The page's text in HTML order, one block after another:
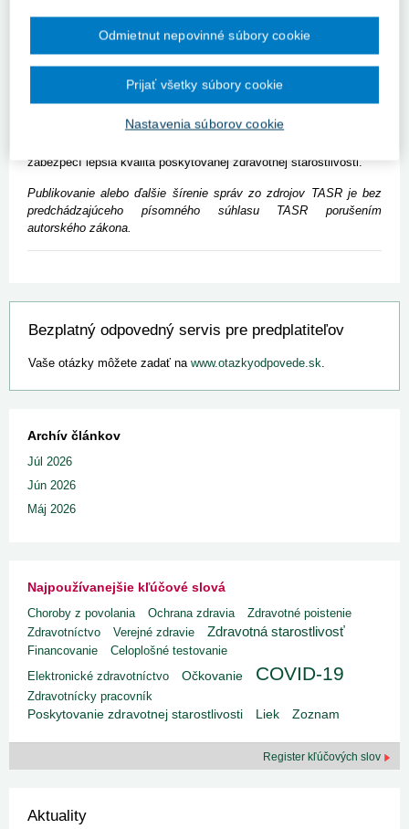
starostlivosti, ktorý prináša reformu slovenských nemocníc. Po
rokovaní kabinetu to potvrdil premiér Peter Pellegrini (Smer-SD) s
tým, že reforma je naplánovaná na niekoľko volebných období.
Zmyslom navrhovanej právnej úpravy je, aby sa špecializovaná
operačných zdravotných výkonov koncentrovali do nemocníc, kde
zabezpečí lepšia kvalita poskytovanej zdravotnej starostlivosti.
Publikovanie alebo ďalšie šírenie správ zo zdrojov TASR je bez
predchádzajúceho písomného súhlasu TASR porušením
autorského zákona.
Bezplatný odpovedný servis pre predplatiteľov
Vaše otázky môžete zadať na www.otazkyodpovede.sk.
Archív článkov
Júl 2026
Jún 2026
Máj 2026
Najpoužívanejšie kľúčové slová
Choroby z povolania Ochrana zdravia
Zdravotné poistenie
Zdravotníctvo
Verejné zdravie Zdravotná starostlivosť
Financovanie
Celoplošné testovanie
Elektronické zdravotníctvo
Očkovanie COVID-19
Zdravotnícky pracovník
Poskytovanie zdravotnej starostlivosti Liek Zoznam
Register kľúčových slov
Aktuality
Nastavenia súborov cookie
Odmietnut nepovinné súbory cookie
Prijať všetky súbory cookie